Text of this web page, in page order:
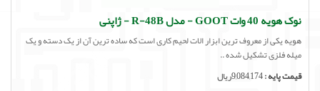
نوک هویه 40 وات GOOT - مدل R-48B - ژاپنی
هویه یکی از معروف ترین ابزار الات لحیم کاری است که ساده ترین آن از یک دسته و یک
میله فلزی تشکیل شده ..
قیمت پایه :9,084,174ریال